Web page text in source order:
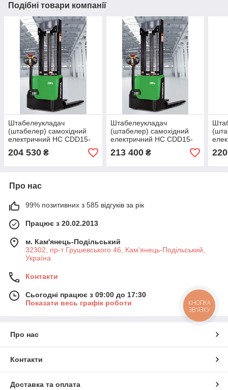
Подібні товари компанії
Штабелеукладач
(штабелер) самохідний
електричний HC CDD15-
WS-I Li-ion 2.5м
204 530 ₴
Штабелеукладач
(штабелер) самохідний
електричний HC CDD15-
WS-I Li-ion 3,0м
213 400₴
Про нас
99% позитивних з 585 відгуків за рік
Працює з 20.02.2013
м. Кам'янець-Подільський
32302, пр-т Грушевського 46, Кам'янець-Подільський,
Україна
Контакти
Сьогодні працює з 09:00 до 17:30
Показати весь графік роботи
Про нас
Контакти
Доставка та оплата
КНОПКА
ЗВ'ЯЗКУ